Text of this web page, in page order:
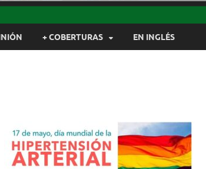
+ COBERTURAS EN INGLÉS